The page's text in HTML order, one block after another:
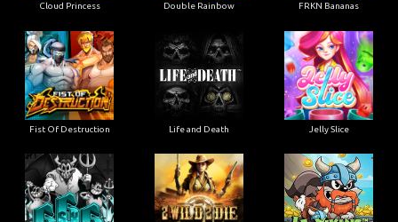
Cloud Princess Double Rainbow FRKN Bananas
Fist Of Destruction Life and Death Jelly Slice